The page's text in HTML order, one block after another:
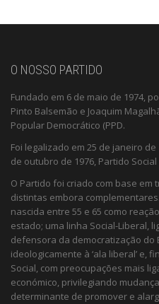
O NOSSO PARTIDO
Fundado em 6 de maio de 1974,
Pinto Balsemão e Joaquim
Popular Democrático (PPD.
Foi legalizado em 25 de janeiro
de outubro de 1976, Partido Social
O Partido foi criado com base
distintas embora
nascida entre 55 e 65 como
estado; uma linha Social-Liberal,
defensora da democratização do
ideologicamente à ‘ala liberal’ e,
Social, com preocupações mais
económico, privilegiando
determinante de promover e